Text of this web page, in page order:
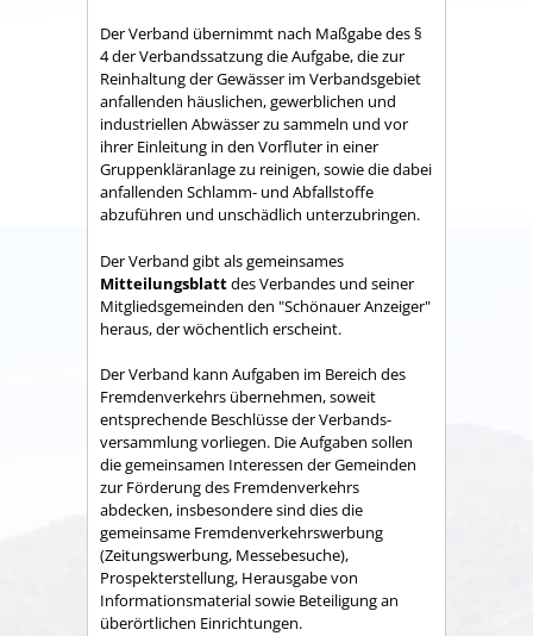
Der Verband übernimmt nach Maßgabe des §
4 der Verbandssatzung die Aufgabe, die zur
Reinhaltung der Gewässer im Verbandsgebiet
anfallenden häuslichen, gewerblichen und
industriellen Abwässer zu sammeln und vor
ihrer Einleitung in den Vorfluter in einer
Gruppenkläranlage zu reinigen, sowie die dabei
anfallenden Schlamm- und Abfallstoffe
abzuführen und unschädlich unterzubringen.
Der Verband gibt als gemeinsames
Mitteilungsblattdes Verbandes und seiner
Mitgliedsgemeinden den "Schönauer Anzeiger"
heraus, der wöchentlich erscheint.
Der Verband kann Aufgaben im Bereich des
Fremdenverkehrs übernehmen, soweit
entsprechende Beschlüsse der Verbands­
versammlung vorliegen. Die Aufgaben sollen
die gemeinsamen Interessen der Gemeinden
zur Förderung des Fremdenverkehrs
abdecken, insbesondere sind dies die
gemeinsame Fremden­verkehrswerbung
(Zeitungswerbung, Messebesuche),
Prospekter­stellung, Herausgabe von
Informationsmaterial sowie Betei­ligung an
überörtlichen Einrichtungen.